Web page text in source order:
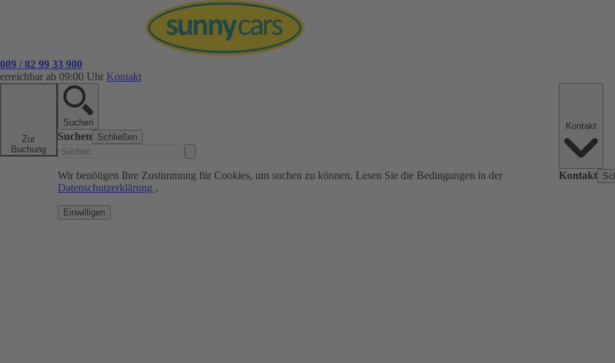
089 / 82 99 33 900
erreichbar ab 09:00 Uhr Kontakt
Zur
Buchung
Suchen
Suchen Schließen
Wir benötigen Ihre Zustimmung für Cookies, um suchen zu können. Lesen Sie die Bedingungen in der
Datenschutzerklärung .
Einwilligen
Kontakt